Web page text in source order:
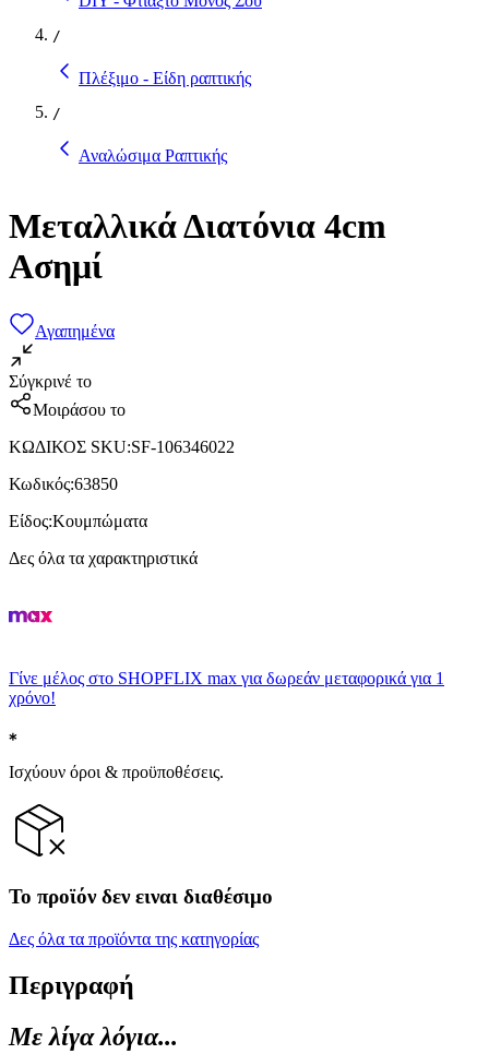
/
Πλέξιμο - Είδη ραπτικής
/
Αναλώσιμα Ραπτικής
Μεταλλικά Διατόνια 4cm
Ασημί
Αγαπημένα
Σύγκρινέ το
Μοιράσου το
ΚΩΔΙΚΟΣ SKU:SF-106346022
Κωδικός:63850
Είδος:Κουμπώματα
Δες όλα τα χαρακτηριστικά
Γίνε μέλος στο SHOPFLIX max για δωρεάν μεταφορικά για 1
χρόνο!
Ισχύουν όροι & προϋποθέσεις.
Το προϊόν δεν ειναι διαθέσιμο
Δες όλα τα προϊόντα της κατηγορίας
Περιγραφή
Με λίγα λόγια...